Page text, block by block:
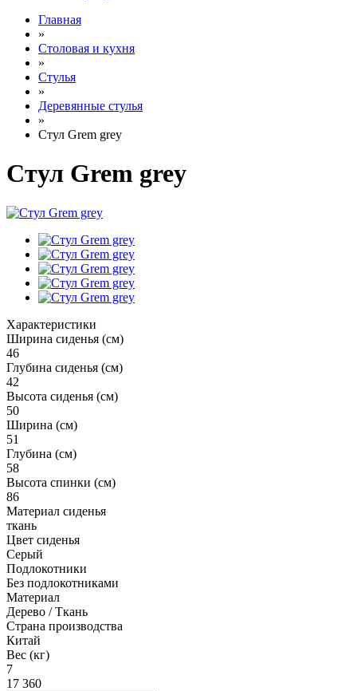
Главная
»
Столовая и кухня
»
Стулья
»
Деревянные стулья
»
Стул Grem grey
Стул Grem grey
Характеристики
Ширина сиденья (см)
46
Глубина сиденья (см)
42
Высота сиденья (см)
50
Ширина (см)
51
Глубина (см)
58
Высота спинки (см)
86
Материал сиденья
ткань
Цвет сиденья
Серый
Подлокотники
Без подлокотниками
Материал
Дерево / Ткань
Страна производства
Китай
Вес (кг)
7
17 360